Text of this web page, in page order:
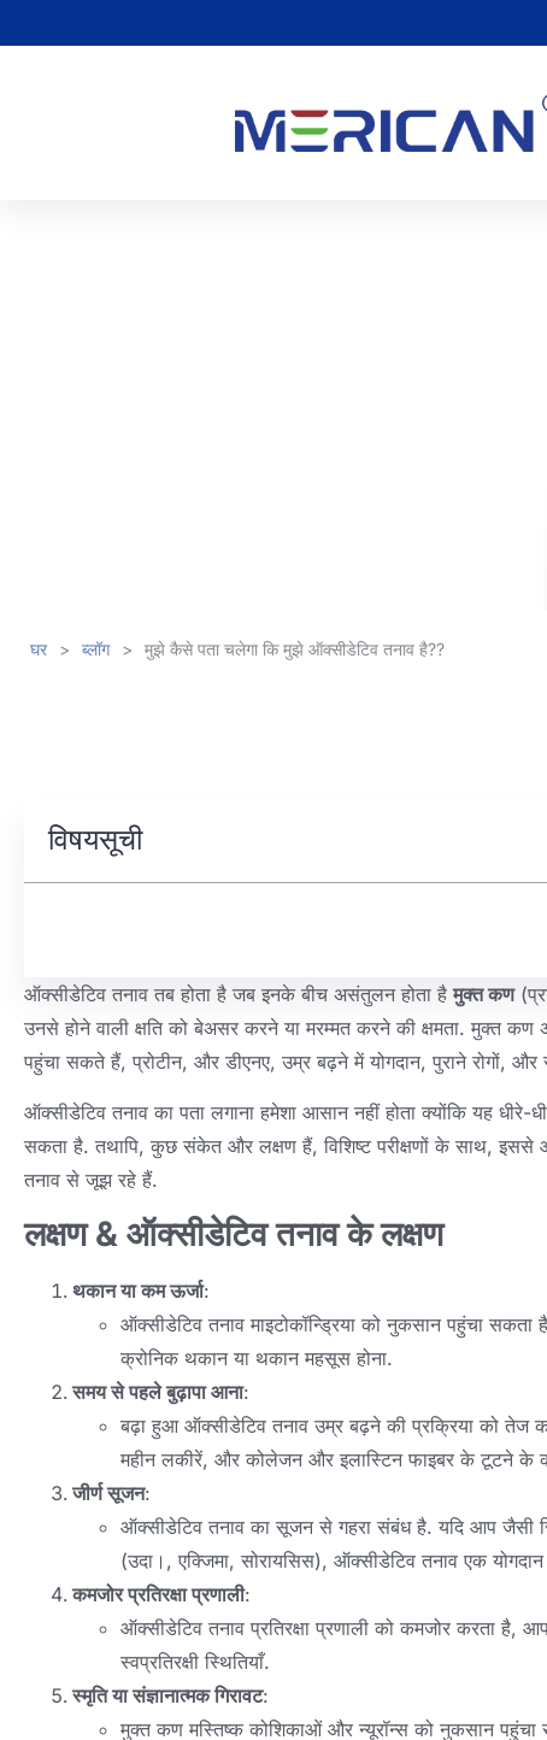
मुझे कैसे पता चलेगा कि मुझे
घर > ब्लॉग > मुझे कैसे पता चलेगा कि मुझे ऑक्सीडेटिव तनाव है??
विषयसूची
ऑक्सीडेटिव तनाव तब होता है जब इनके बीच असंतुलन होता हैमुक्त कण
उनसे होने वाली क्षति को बेअसर करने या मरम्मत करने की क्षमता. मुक्त
पहुंचा सकते हैं, प्रोटीन, और डीएनए, उम्र बढ़ने में योगदान, पुराने रोगों,
ऑक्सीडेटिव तनाव का पता लगाना हमेशा आसान नहीं होता क्योंकि यह
सकता है. तथापि, कुछ संकेत और लक्षण हैं, विशिष्ट परीक्षणों के साथ,
तनाव से जूझ रहे हैं.
लक्षण & ऑक्सीडेटिव तनाव के लक्षण
थकान या कम ऊर्जा:
ऑक्सीडेटिव तनाव माइटोकॉन्ड्रिया को नुकसान पहुंचा
क्रोनिक थकान या थकान महसूस होना.
समय से पहले बुढ़ापा आना:
बढ़ा हुआ ऑक्सीडेटिव तनाव उम्र बढ़ने की प्रक्रिया को तेज
महीन लकीरें, और कोलेजन और इलास्टिन फाइबर के टूटने के
जीर्ण सूजन:
ऑक्सीडेटिव तनाव का सूजन से गहरा संबंध है. यदि आप जैसी
(उदा।, एक्जिमा, सोरायसिस), ऑक्सीडेटिव तनाव एक
कमजोर प्रतिरक्षा प्रणाली:
ऑक्सीडेटिव तनाव प्रतिरक्षा प्रणाली को कमजोर करता है,
स्वप्रतिरक्षी स्थितियाँ.
स्मृति या संज्ञानात्मक गिरावट:
मुक्त कण मस्तिष्क कोशिकाओं और न्यूरॉन्स को नुकसान पहुंचा